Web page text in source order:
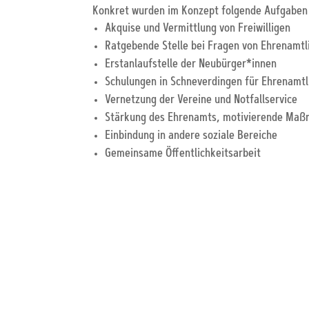
Konkret wurden im Konzept folgende
Akquise und Vermittlung von Freiwilligen
Ratgebende Stelle bei Fragen von
Erstanlaufstelle der Neubürger*innen
Schulungen in Schneverdingen für
Vernetzung der Vereine und Notfallservice
Stärkung des Ehrenamts, motivierende
Einbindung in andere soziale Bereiche
Gemeinsame Öffentlichkeitsarbeit